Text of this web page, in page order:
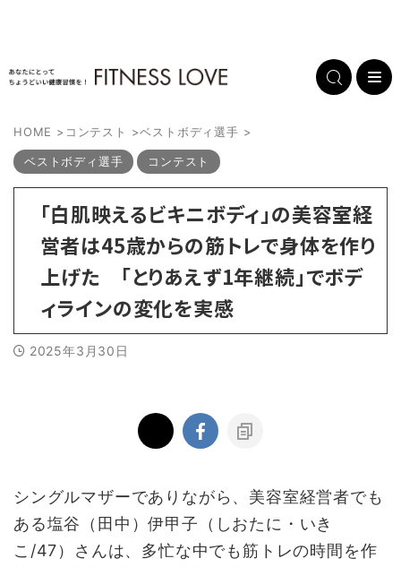
HOME > コンテスト >ベストボディ選手 >
ベストボディ選手 コンテスト
「白肌映えるビキニボディ」の美容室経
営者は45歳からの筋トレで身体を作り
上げた 「とりあえず1年継続」でボデ
ィラインの変化を実感
2025年3月30日
シングルマザーでありながら、美容室経営者でも
ある塩谷（田中）伊甲子（しおたに・いき
こ/47）さんは、多忙な中でも筋トレの時間を作